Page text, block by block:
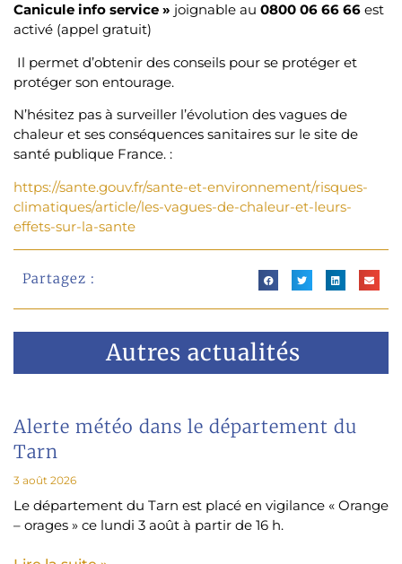
Canicule info service » joignable au 0800 06 66 66 est
activé (appel gratuit)
Il permet d’obtenir des conseils pour se protéger et
protéger son entourage.
N’hésitez pas à surveiller l’évolution des vagues de
chaleur et ses conséquences sanitaires sur le site de
santé publique France. :
https://sante.gouv.fr/sante-et-environnement/risques-
climatiques/article/les-vagues-de-chaleur-et-leurs-
effets-sur-la-sante
Partagez :
Autres actualités
Alerte météo dans le département du
Tarn
3 août 2026
Le département du Tarn est placé en vigilance « Orange
– orages » ce lundi 3 août à partir de 16 h.